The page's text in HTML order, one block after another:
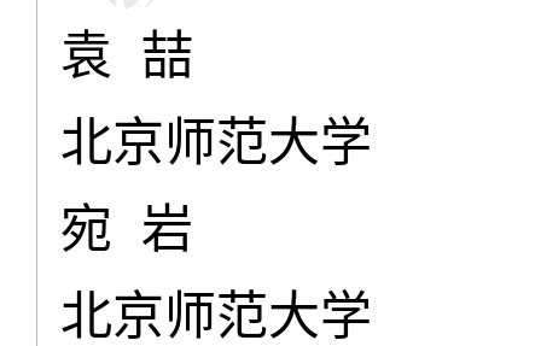
袁 喆
北京师范大学
宛 岩
北京师范大学